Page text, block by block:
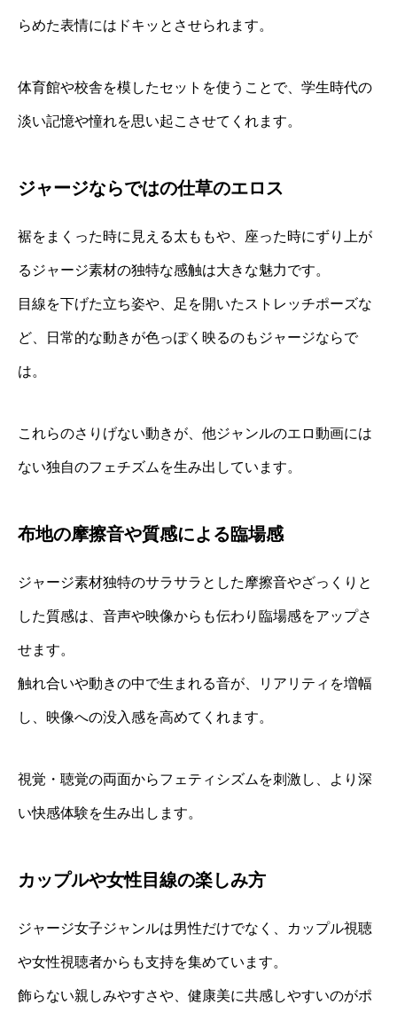
らめた表情にはドキッとさせられます。
体育館や校舎を模したセットを使うことで、学生時代の
淡い記憶や憧れを思い起こさせてくれます。
ジャージならではの仕草のエロス
裾をまくった時に見える太ももや、座った時にずり上が
るジャージ素材の独特な感触は大きな魅力です。
目線を下げた立ち姿や、足を開いたストレッチポーズな
ど、日常的な動きが色っぽく映るのもジャージならで
は。
これらのさりげない動きが、他ジャンルのエロ動画には
ない独自のフェチズムを生み出しています。
布地の摩擦音や質感による臨場感
ジャージ素材独特のサラサラとした摩擦音やざっくりと
した質感は、音声や映像からも伝わり臨場感をアップさ
せます。
触れ合いや動きの中で生まれる音が、リアリティを増幅
し、映像への没入感を高めてくれます。
視覚・聴覚の両面からフェティシズムを刺激し、より深
い快感体験を生み出します。
カップルや女性目線の楽しみ方
ジャージ女子ジャンルは男性だけでなく、カップル視聴
や女性視聴者からも支持を集めています。
飾らない親しみやすさや、健康美に共感しやすいのがポ